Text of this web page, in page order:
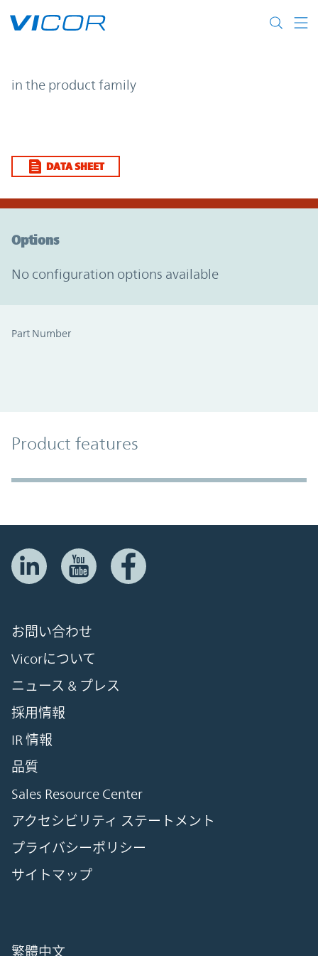
| | Vicor
in the product family
DATA SHEET
Options
No configuration options available
Part Number
Product Features
Product features
Accordion Section
お問い合わせ
Vicorについて
ニュース & プレス
採用情報
IR 情報
品質
Sales Resource Center
アクセシビリティ ステートメント
プライバシーポリシー
サイトマップ
繁體中文